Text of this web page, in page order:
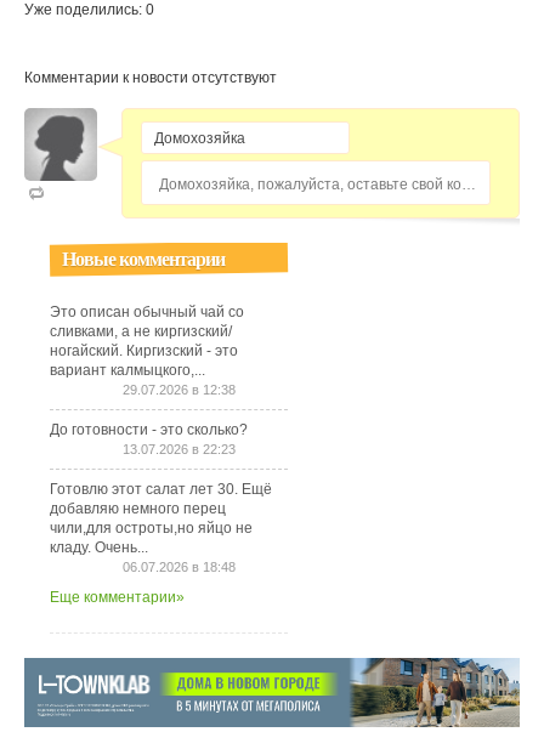
Уже поделились: 0
Комментарии к новости отсутствуют
Домохозяйка, пожалуйста, оставьте свой комментарий...
Новые комментарии
Это описан обычный чай со
сливками, а не киргизский/
ногайский. Киргизский - это
вариант калмыцкого,...
29.07.2026 в 12:38
До готовности - это сколько?
13.07.2026 в 22:23
Готовлю этот салат лет 30. Ещё
добавляю немного перец
чили,для остроты,но яйцо не
кладу. Очень...
06.07.2026 в 18:48
Еще комментарии»